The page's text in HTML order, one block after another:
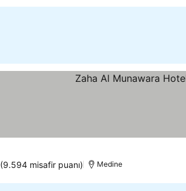
(9.594 misafir puanı) Medine